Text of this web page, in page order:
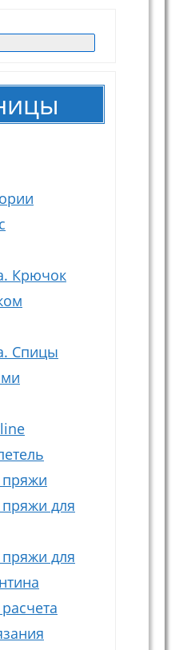
Крючок
Спицы
пряжи
пряжи для
пряжи для